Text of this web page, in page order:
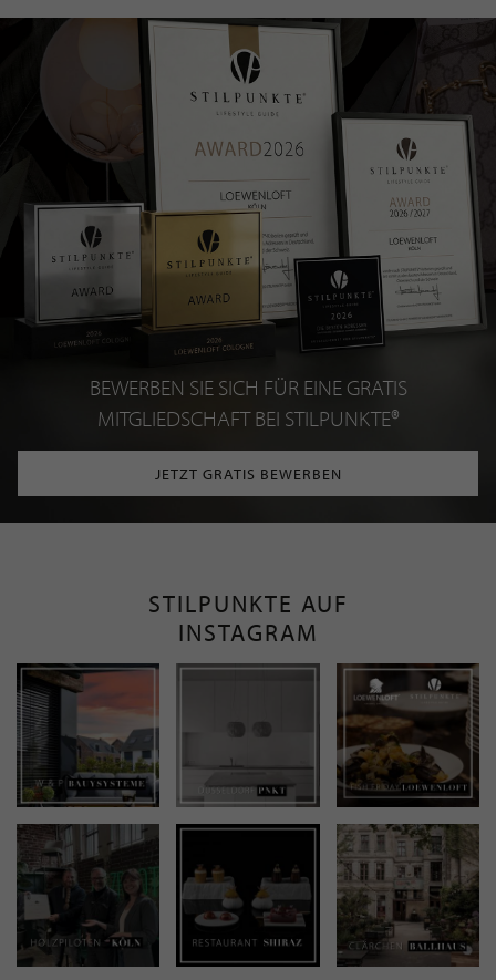
BEWERBEN SIE SICH FÜR EINE GRATIS
MITGLIEDSCHAFT BEI STILPUNKTE®
JETZT GRATIS BEWERBEN
STILPUNKTE AUF
INSTAGRAM